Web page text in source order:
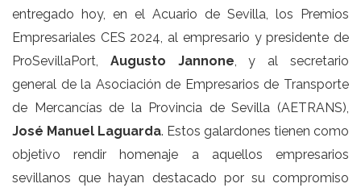
entregado hoy, en el Acuario de Sevilla, los Premios
Empresariales CES 2024, al empresario y presidente de
ProSevillaPort, Augusto Jannone, y al secretario
general de la Asociación de Empresarios de Transporte
de Mercancías de la Provincia de Sevilla (AETRANS),
José Manuel Laguarda. Estos galardones tienen como
objetivo rendir homenaje a aquellos empresarios
sevillanos que hayan destacado por su compromiso